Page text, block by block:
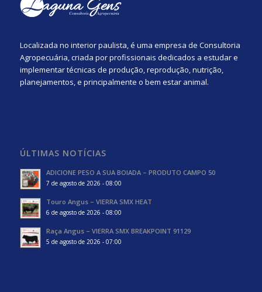
Localizada no interior paulista, é uma empresa de Consultoria
Agropecuária, criada por profissionais dedicados a estudar e
implementar técnicas de produção, reprodução, nutrição,
planejamentos, e principalmente o bem estar animal.
ÚLTIMAS NOTÍCIAS
ADICIONE PESO A SUA BOIADA – PRODUTO CAMPO 50
7 de agosto de 2026 - 08:00
Touro Angus – VIERRA SMX HEAT
6 de agosto de 2026 - 08:00
Raça Angus – VIERRA SMX BREAKPOINT 91129
5 de agosto de 2026 - 07:00